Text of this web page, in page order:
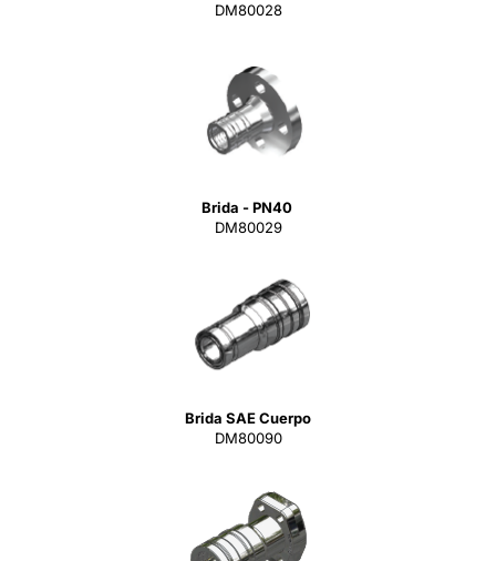
DM80028
Brida - PN40
DM80029
Brida SAE Cuerpo
DM80090